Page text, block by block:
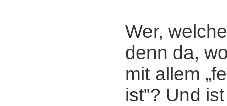
Wer,
denn da,
mit allem
ist”? Und